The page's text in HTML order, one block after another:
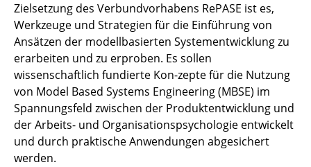
Zielsetzung des Verbundvorhabens RePASE ist es,
Werkzeuge und Strategien für die Einführung von
Ansätzen der modellbasierten Systementwicklung zu
erarbeiten und zu erproben. Es sollen
wissenschaftlich fundierte Kon-zepte für die Nutzung
von Model Based Systems Engineering (MBSE) im
Spannungsfeld zwischen der Produktentwicklung und
der Arbeits- und Organisationspsychologie entwickelt
und durch praktische Anwendungen abgesichert
werden.